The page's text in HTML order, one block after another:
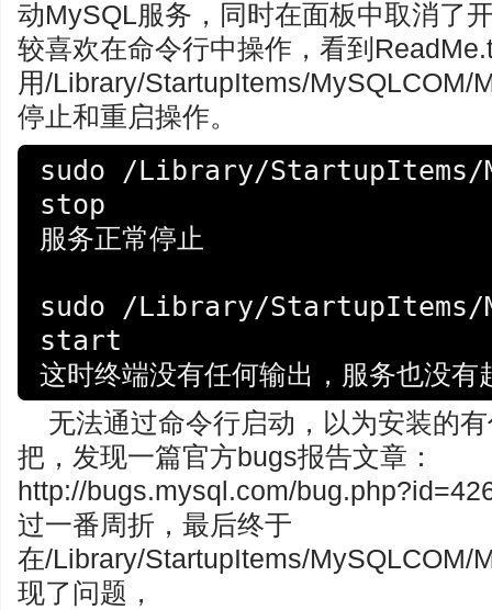
动MySQL服务，同时在面板中取消了
较喜欢在命令行中操作，看到
用/Library/StartupItems/MySQLCOM/
停止和重启操作。
sudo /Library/StartupItems/
stop
服务正常停止
sudo /Library/StartupItems/
start
这时终端没有任何输出，服务也没有
无法通过命令行启动，以为安装的
把，发现一篇官方bugs报告文章：
http://bugs.mysql.com/
过一番周折，最后终于
在/Library/StartupItems/MySQLCOM/
现了问题，